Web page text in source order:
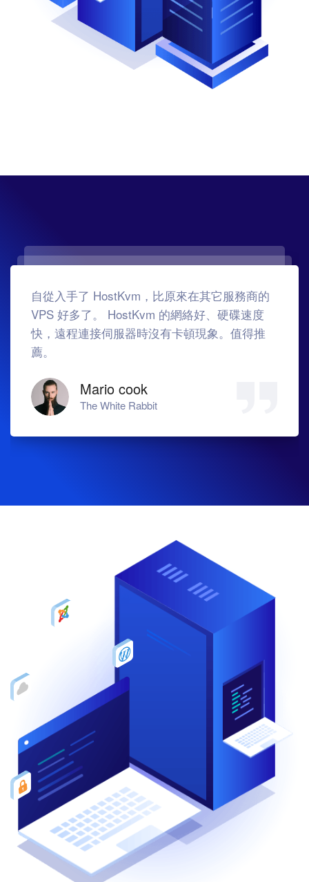
自從入手了 HostKvm，比原來在其它服務商的
VPS 好多了。 HostKvm 的網絡好、硬碟速度
快，遠程​​連接伺服器時沒有卡頓現象。值得推
薦。
Mario cook
The White Rabbit